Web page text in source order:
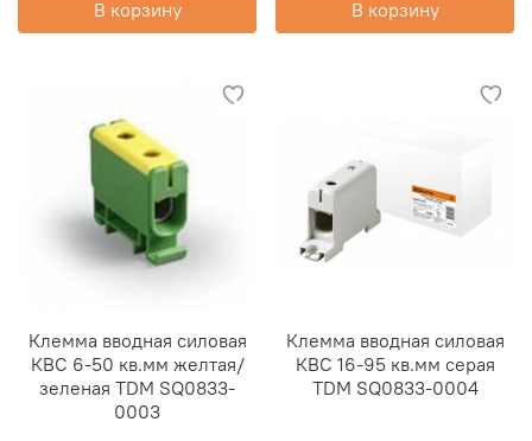
В корзину В корзину
Клемма вводная силовая
КВС 6-50 кв.мм желтая/
зеленая TDM SQ0833-
0003
Клемма вводная силовая
КВС 16-95 кв.мм серая
TDM SQ0833-0004